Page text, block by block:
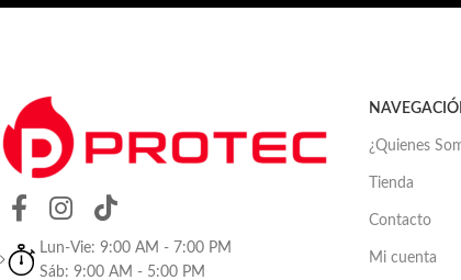
Lun-Vie: 9:00 AM - 7:00 PM
Sáb: 9:00 AM - 5:00 PM
¿Quienes
Tienda
Contacto
Mi cuenta